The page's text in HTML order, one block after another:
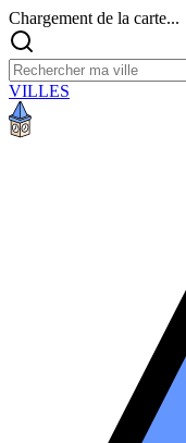
Chargement de la carte...
VILLES